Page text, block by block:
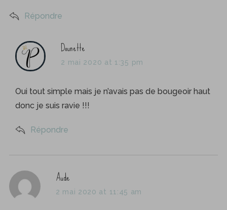
Répondre
s
a
s
Dounette
2 mai 2020 at 1:35 pm
Oui tout simple mais je n’avais pas de bougeoir haut
donc je suis ravie !!!
Répondre
s
a
Aude
2 mai 2020 at 11:45 am